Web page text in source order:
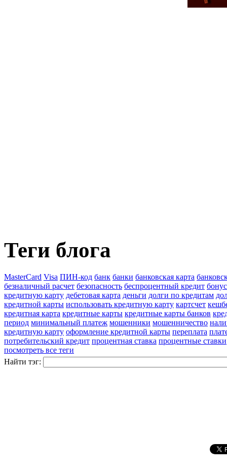
Теги блога
MasterCard Visa ПИН-код банк банки банковская карта
безналичный расчет безопасность беспроцентный кредит
кредитную карту дебетовая карта деньги долги по кредитам
кредитной карты использовать кредитную карту картсчет
кредитная карта кредитные карты кредитные карты банков
период минимальный платеж мошенники мошенничество
кредитную карту оформление кредитной карты переплата
потребительский кредит процентная ставка процентные ставки
посмотреть все теги
Найти тэг: